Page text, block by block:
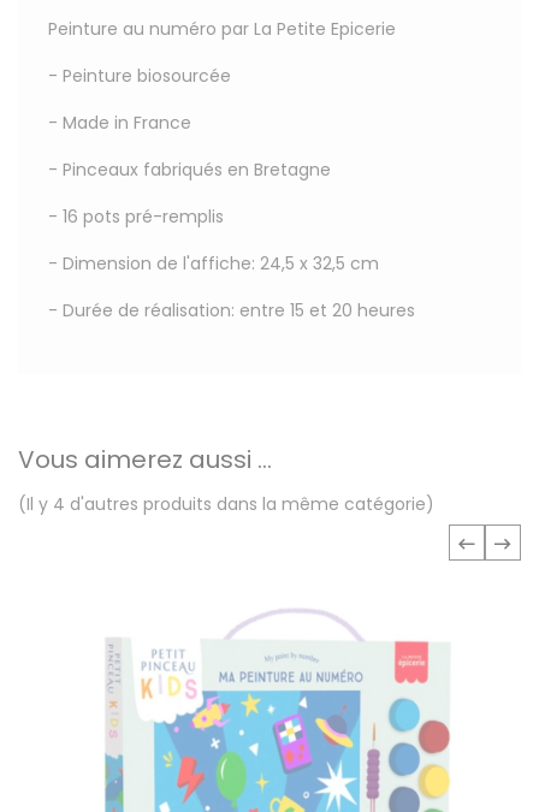
Peinture au numéro par La Petite Epicerie
- Peinture biosourcée
- Made in France
- Pinceaux fabriqués en Bretagne
- 16 pots pré-remplis
- Dimension de l'affiche: 24,5 x 32,5 cm
- Durée de réalisation: entre 15 et 20 heures
Vous aimerez aussi ...
(Il y 4 d'autres produits dans la même catégorie)